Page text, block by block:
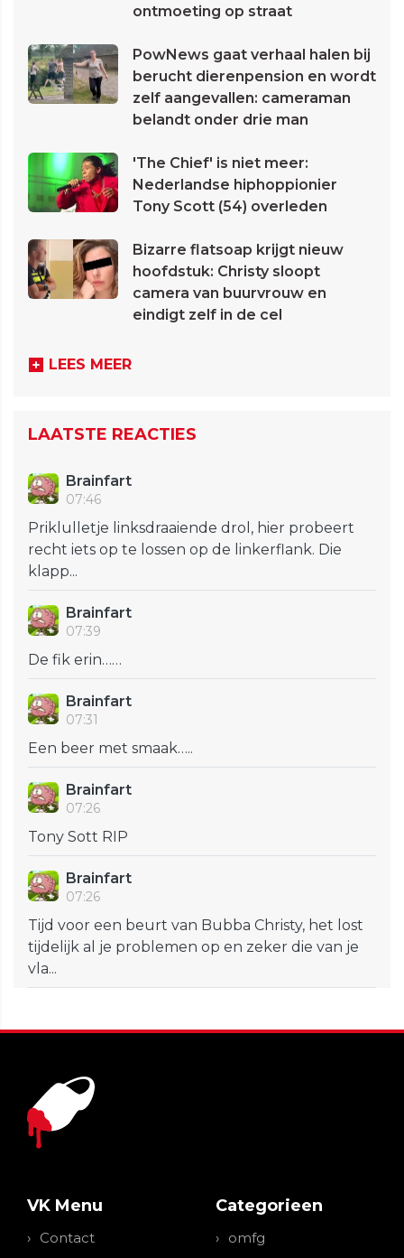
ontmoeting op straat
PowNews gaat verhaal halen bij
berucht dierenpension en wordt
zelf aangevallen: cameraman
belandt onder drie man
'The Chief' is niet meer:
Nederlandse hiphoppionier
Tony Scott (54) overleden
Bizarre flatsoap krijgt nieuw
hoofdstuk: Christy sloopt
camera van buurvrouw en
eindigt zelf in de cel
LEES MEER
LAATSTE REACTIES
Brainfart
07:46
Priklulletje linksdraaiende drol, hier probeert
recht iets op te lossen op de linkerflank. Die
klapp...
Brainfart
07:39
De fik erin……
Brainfart
07:31
Een beer met smaak…..
Brainfart
07:26
Tony Sott RIP
Brainfart
07:26
Tijd voor een beurt van Bubba Christy, het lost
tijdelijk al je problemen op en zeker die van je
vla...
VK Menu
Contact
Categorieen
omfg